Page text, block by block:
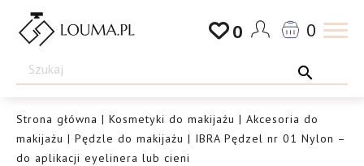
Przejdź
Drogeria
Louma.pl
0 0
Strona główna | Kosmetyki do makijażu | Akcesoria do
makijażu | Pędzle do makijażu | IBRA Pędzel nr 01 Nylon –
do aplikacji eyelinera lub cieni